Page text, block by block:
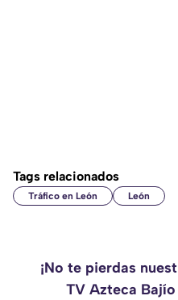
Tags relacionados
Tráfico en León León
¡No te pierdas
TV Azteca